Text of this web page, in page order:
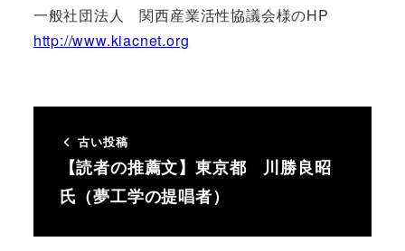
一般社団法人 関西産業活性協議会様のHP
http://www.kiacnet.org
古い投稿
【読者の推薦文】東京都 川勝良昭
氏（夢工学の提唱者）